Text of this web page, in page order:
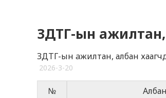
ЗДТГ-ын
ЗДТГ-ын aжилтан, албан
2026-3-20
№